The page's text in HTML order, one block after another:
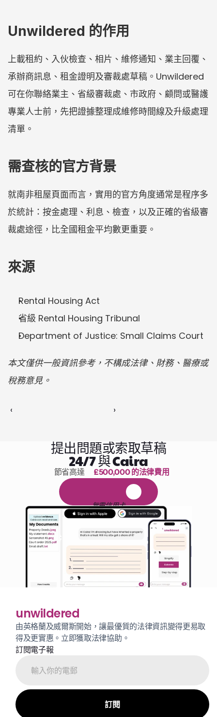
Unwildered 的作用
上載租約、入伙檢查、相片、維修通知、業主回覆、
承辦商訊息、租金證明及審裁處草稿。Unwildered
可在你聯絡業主、省級審裁處、市政府、顧問或醫護
專業人士前，先把證據整理成維修時間線及升級處理
清單。
需查核的官方背景
就南非租屋頁面而言，實用的官方角度通常是程序多
於統計：按金處理、利息、檢查，以及正確的省級審
裁處途徑，比全國租金平均數更重要。
來源
Rental Housing Act
省級 Rental Housing Tribunal
Department of Justice: Small Claims Court
本文僅供一般資訊參考，不構成法律、財務、醫療或
稅務意見。
‹ ›
提出問題或索取草稿
24/7 與 Caira
1,000 小時的閱讀
節省高達 £500,000 的法律費用
無需信用卡
unwildered
由英格蘭及威爾斯開始，讓最優質的法律資訊變得更易取
得及更實惠。立即獲取法律協助。
訂閱電子報